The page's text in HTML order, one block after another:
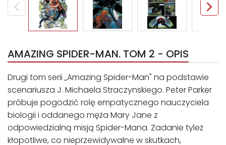
AMAZING SPIDER-MAN. TOM 2 - OPIS
Drugi tom serii „Amazing Spider-Man" na podstawie
scenariusza J. Michaela Straczynskiego. Peter Parker
próbuje pogodzić rolę empatycznego nauczyciela
biologii i oddanego męża Mary Jane z
odpowiedzialną misją Spider-Mana. Zadanie tyleż
kłopotliwe, co nieprzewidywalne w skutkach,